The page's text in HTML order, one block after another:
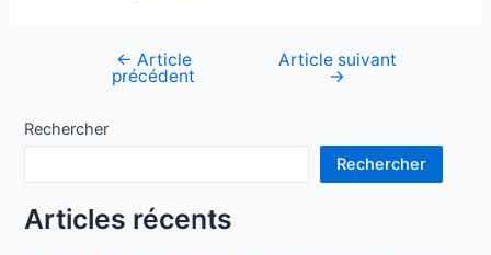
Navigation
← Article
précédent
Article suivant
→
Rechercher
Rechercher
Articles récents